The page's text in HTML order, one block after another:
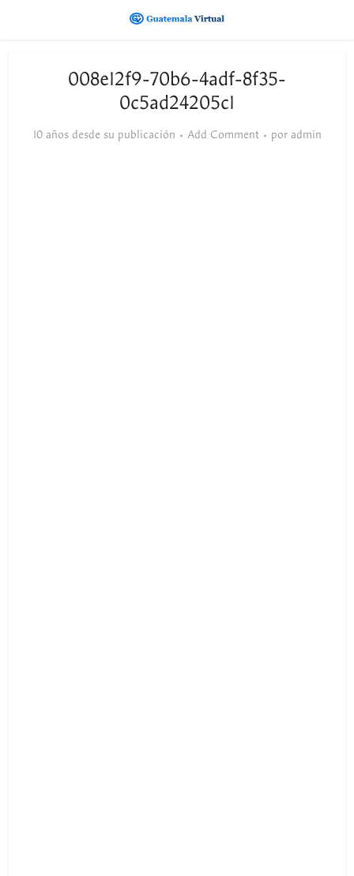
008e12f9-70b6-4adf-8f35-
0c5ad24205c1
10 años desde su publicación Add Comment por admin